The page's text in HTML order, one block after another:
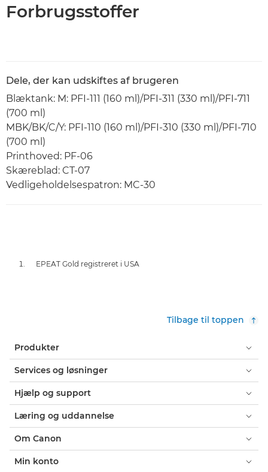
Forbrugsstoffer
Dele, der kan udskiftes af brugeren
Blæktank: M: PFI-111 (160 ml)/PFI-311 (330 ml)/PFI-711
(700 ml)
MBK/BK/C/Y: PFI-110 (160 ml)/PFI-310 (330 ml)/PFI-710
(700 ml)
Printhoved: PF-06
Skæreblad: CT-07
Vedligeholdelsespatron: MC-30
EPEAT Gold registreret i USA
Tilbage til toppen
Produkter
Services og løsninger
Hjælp og support
Læring og uddannelse
Om Canon
Min konto